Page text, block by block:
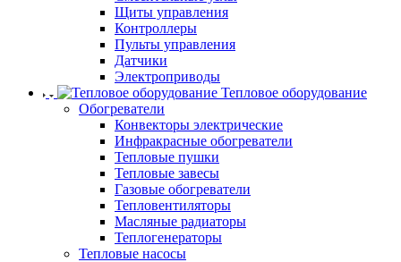
Щиты управления
Контроллеры
Пульты управления
Датчики
Электроприводы
Тепловое оборудование
Обогреватели
Конвекторы электрические
Инфракрасные обогреватели
Тепловые пушки
Тепловые завесы
Газовые обогреватели
Тепловентиляторы
Масляные радиаторы
Теплогенераторы
Тепловые насосы